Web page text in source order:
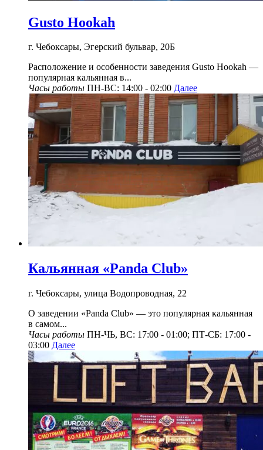
Gusto Hookah
г. Чебоксары, Эгерский бульвар, 20Б
Расположение и особенности заведения Gusto Hookah —
популярная кальянная в...
Часы работы ПН-ВС: 14:00 - 02:00 Далее
Кальянная «Panda Club»
г. Чебоксары, улица Водопроводная, 22
О заведении «Panda Club» — это популярная кальянная
в самом...
Часы работы ПН-ЧЬ, ВС: 17:00 - 01:00; ПТ-СБ: 17:00 -
03:00 Далее